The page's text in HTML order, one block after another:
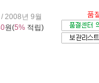
2008년 9월
원(5% 적립)
품